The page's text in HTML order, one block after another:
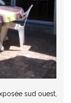
sud ouest,